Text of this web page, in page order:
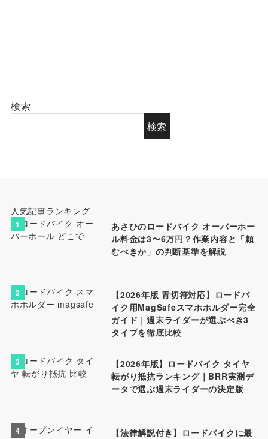
検索
検索
人気記事ランキング
1
あさひのロードバイク オーバーホー
ル料金は3〜6万円？作業内容と「頼
むべきか」の判断基準を解説
2
【2026年版 青切符対応】ロードバ
イク用MagSafeスマホホルダー完全
ガイド｜週末ライダーが選ぶべき3
タイプを徹底比較
3
【2026年版】ロードバイク タイヤ
転がり抵抗ランキング｜BRR実測デ
ータで選ぶ週末ライダーの決定版
4
【法律解説付き】ロードバイクに最